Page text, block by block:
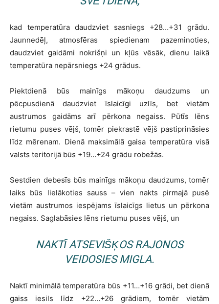
kad temperatūra daudzviet sasniegs +28…+31 grādu.
Jaunnedēļ, atmosfēras spiedienam pazeminoties,
daudzviet gaidāmi nokrišņi un kļūs vēsāk, dienu laikā
temperatūra nepārsniegs +24 grādus.
Piektdienā būs mainīgs mākoņu daudzums un
pēcpusdienā daudzviet īslaicīgi uzlīs, bet vietām
austrumos gaidāms arī pērkona negaiss. Pūtīs lēns
rietumu puses vējš, tomēr piekrastē vējš pastiprināsies
līdz mērenam. Dienā maksimālā gaisa temperatūra visā
valsts teritorijā būs +19…+24 grādu robežās.
Sestdien debesīs būs mainīgs mākoņu daudzums, tomēr
laiks būs lielākoties sauss – vien nakts pirmajā pusē
vietām austrumos iespējams īslaicīgs lietus un pērkona
negaiss. Saglabāsies lēns rietumu puses vējš, un
NAKTĪ ATSEVIŠĶOS RAJONOS
VEIDOSIES MIGLA.
Naktī minimālā temperatūra būs +11…+16 grādi, bet dienā
gaiss iesils līdz +22…+26 grādiem, tomēr vietām